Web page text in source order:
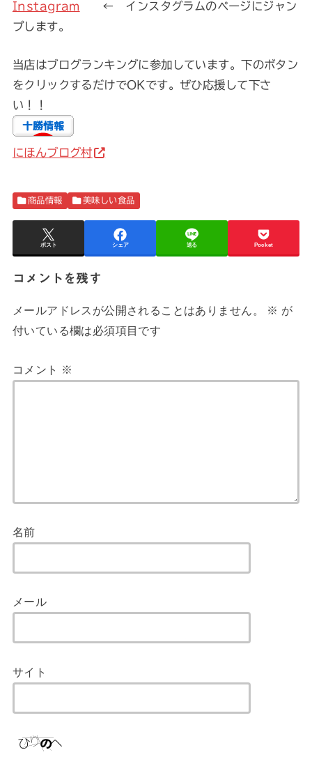
Instagram ← インスタグラムのページにジャン
プします。
当店はブログランキングに参加しています。下のボタン
をクリックするだけでOKです。ぜひ応援して下さ
い！！
にほんブログ村
商品情報 美味しい食品
ポスト シェア 送る Pocket
コメントを残す
メールアドレスが公開されることはありません。 ※ が
付いている欄は必須項目です
コメント ※
名前
メール
サイト